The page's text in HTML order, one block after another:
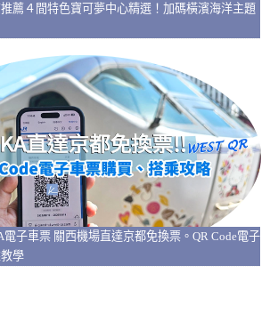
薦４間特色寶可夢中心精選！加碼橫濱海洋主題
子車票 關西機場直達京都免換票。QR Code電子
學